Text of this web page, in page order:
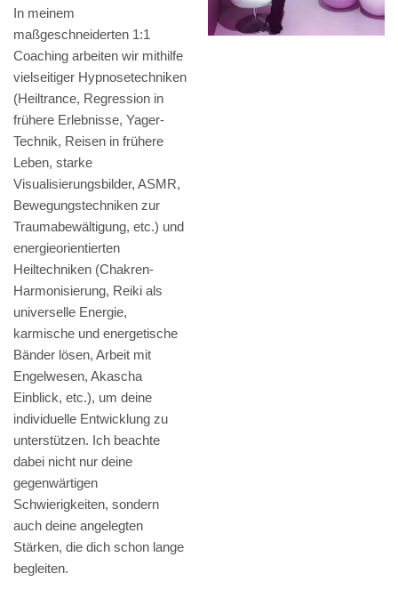
In meinem
maßgeschneiderten 1:1
Coaching arbeiten wir mithilfe
vielseitiger Hypnosetechniken
(Heiltrance, Regression in
frühere Erlebnisse, Yager-
Technik, Reisen in frühere
Leben, starke
Visualisierungsbilder, ASMR,
Bewegungstechniken zur
Traumabewältigung, etc.) und
energieorientierten
Heiltechniken (Chakren-
Harmonisierung, Reiki als
universelle Energie,
karmische und energetische
Bänder lösen, Arbeit mit
Engelwesen, Akascha
Einblick, etc.), um deine
individuelle Entwicklung zu
unterstützen. Ich beachte
dabei nicht nur deine
gegenwärtigen
Schwierigkeiten, sondern
auch deine angelegten
Stärken, die dich schon lange
begleiten.